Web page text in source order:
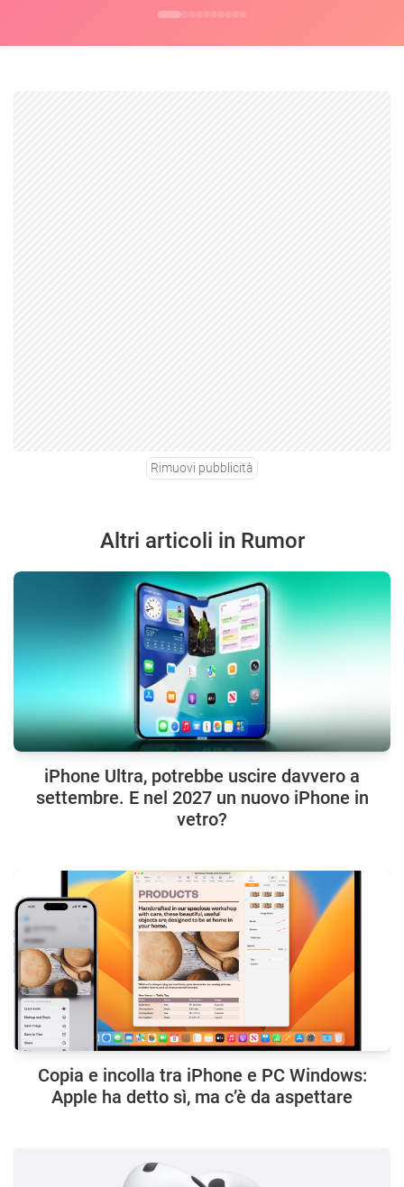
Rimuovi pubblicità
Altri articoli in Rumor
iPhone Ultra, potrebbe uscire davvero a
settembre. E nel 2027 un nuovo iPhone in
vetro?
Copia e incolla tra iPhone e PC Windows:
Apple ha detto sì, ma c’è da aspettare